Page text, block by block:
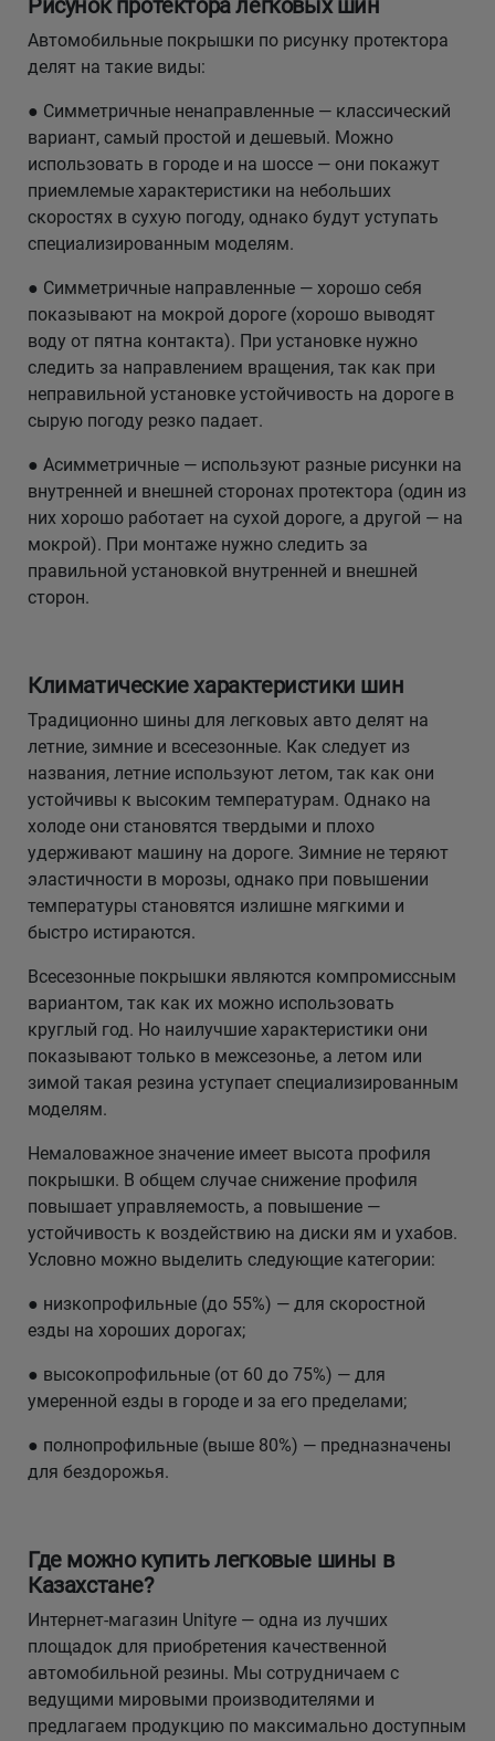
Рисунок протектора легковых шин
Автомобильные покрышки по рисунку протектора
делят на такие виды:
● Симметричные ненаправленные — классический
вариант, самый простой и дешевый. Можно
использовать в городе и на шоссе — они покажут
приемлемые характеристики на небольших
скоростях в сухую погоду, однако будут уступать
специализированным моделям.
● Симметричные направленные — хорошо себя
показывают на мокрой дороге (хорошо выводят
воду от пятна контакта). При установке нужно
следить за направлением вращения, так как при
неправильной установке устойчивость на дороге в
сырую погоду резко падает.
● Асимметричные — используют разные рисунки на
внутренней и внешней сторонах протектора (один из
них хорошо работает на сухой дороге, а другой — на
мокрой). При монтаже нужно следить за
правильной установкой внутренней и внешней
сторон.
Климатические характеристики шин
Традиционно шины для легковых авто делят на
летние, зимние и всесезонные. Как следует из
названия, летние используют летом, так как они
устойчивы к высоким температурам. Однако на
холоде они становятся твердыми и плохо
удерживают машину на дороге. Зимние не теряют
эластичности в морозы, однако при повышении
температуры становятся излишне мягкими и
быстро истираются.
Всесезонные покрышки являются компромиссным
вариантом, так как их можно использовать
круглый год. Но наилучшие характеристики они
показывают только в межсезонье, а летом или
зимой такая резина уступает специализированным
моделям.
Немаловажное значение имеет высота профиля
покрышки. В общем случае снижение профиля
повышает управляемость, а повышение —
устойчивость к воздействию на диски ям и ухабов.
Условно можно выделить следующие категории:
● низкопрофильные (до 55%) — для скоростной
езды на хороших дорогах;
● высокопрофильные (от 60 до 75%) — для
умеренной езды в городе и за его пределами;
● полнопрофильные (выше 80%) — предназначены
для бездорожья.
Где можно купить легковые шины в
Казахстане?
Интернет-магазин Unityre — одна из лучших
площадок для приобретения качественной
автомобильной резины. Мы сотрудничаем с
ведущими мировыми производителями и
предлагаем продукцию по максимально доступным